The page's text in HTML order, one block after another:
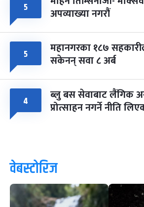
५ अपव्याख्या नगरौं
५ महानगरका १८७
सकेनन् सवा ८ अर्ब
४ ब्लु बस सेवाबाट लैंगिक
प्रोत्साहन नगर्ने नीति
वेबस्टोरिज